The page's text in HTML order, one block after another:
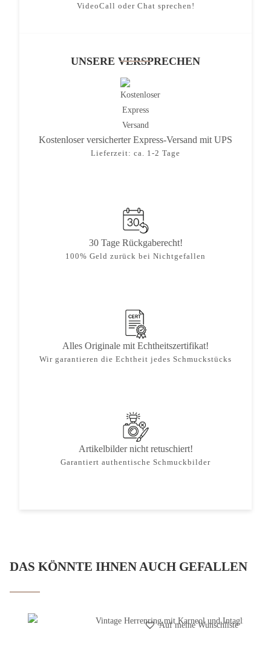
VideoCall oder Chat sprechen!
UNSERE VERSPRECHEN
Kostenloser versicherter Express-Versand mit UPS
Lieferzeit: ca. 1-2 Tage
30 Tage Rückgaberecht!
100% Geld zurück bei Nichtgefallen
Alles Originale mit Echtheitszertifikat!
Wir garantieren die Echtheit jedes Schmuckstücks
Artikelbilder nicht retuschiert!
Garantiert authentische Schmuckbilder
DAS KÖNNTE IHNEN AUCH GEFALLEN
Auf meine Wunschliste